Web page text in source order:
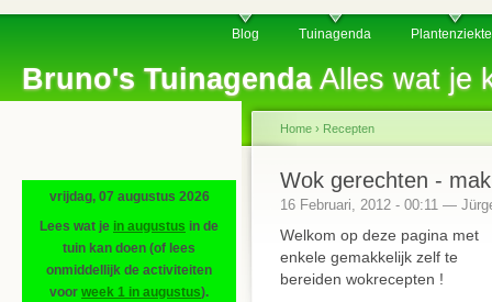
Bruno's TuinagendaAlles wat je
Blog Tuinagenda
vrijdag, 07 augustus 2026
Lees wat je in augustus in de
tuin kan doen (of lees
onmiddellijk de activiteiten
voor week 1 in augustus).
Home › Recepten
Wok gerechten -
16 Februari, 2012 - 00:11 —
Welkom op deze pagina met
enkele gemakkelijk zelf te
bereiden wokrecepten !